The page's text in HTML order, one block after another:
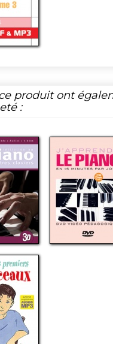
produit ont
: